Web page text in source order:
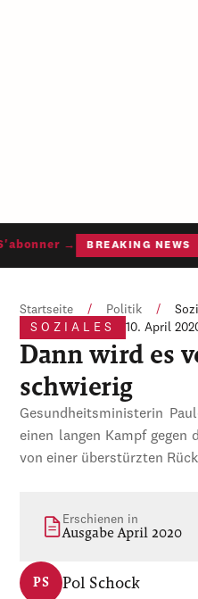
→ BREAKING NEWS
Startseite / Politik /
SOZIALES
10. April
Dann wird es
schwierig
Gesundheitsministerin
einen langen Kampf
von einer überstürzten
Erschienen in
Ausgabe April 2020
PS Pol Schock